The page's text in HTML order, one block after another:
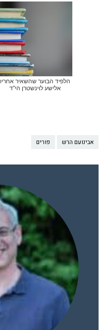
הלפיד הבוער שהשאיר אחריו
אלישע לוינשטרן הי"ד
אבינועם הרש פורים